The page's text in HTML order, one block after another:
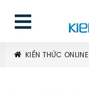
KIẾN THỨC ONLINE